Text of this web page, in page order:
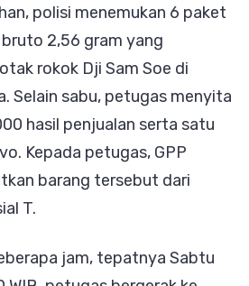
polisi menemukan 6 paket
2,56 gram yang
rokok Dji Sam Soe di
Selain sabu, petugas menyita
hasil penjualan serta satu
Kepada petugas, GPP
barang tersebut dari
T.
jam, tepatnya Sabtu